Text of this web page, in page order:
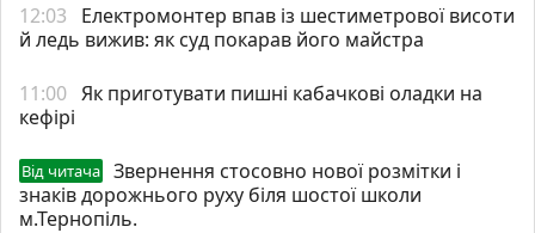
12:03
Електромонтер впав із шестиметрової висоти
й ледь вижив: як суд покарав його майстра
11:00 Як приготувати пишні кабачкові оладки на
кефірі
Від читача
Звернення стосовно нової розмітки і
знаків дорожнього руху біля шостої школи
м.Тернопіль.